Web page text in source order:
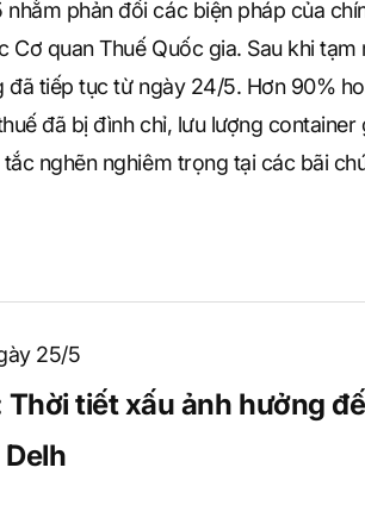
nhằm phản đối các biện pháp của
Cơ quan Thuế Quốc gia. Sau khi
đã tiếp tục từ ngày 24/5. Hơn 90%
đã bị đình chỉ, lưu lượng
nghẽn nghiêm trọng tại các bãi
25/5
tiết xấu ảnh hưởng